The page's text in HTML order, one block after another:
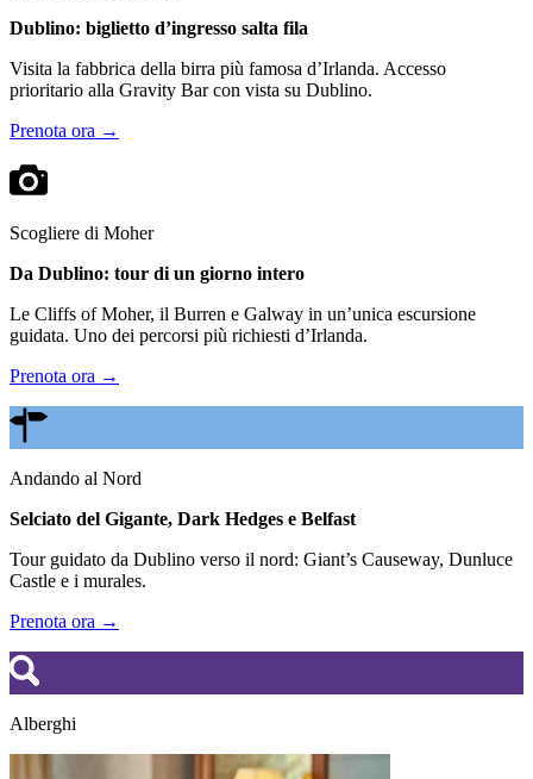
Dublino: biglietto d’ingresso salta fila
Visita la fabbrica della birra più famosa d’Irlanda. Accesso
prioritario alla Gravity Bar con vista su Dublino.
Prenota ora →
Scogliere di Moher
Da Dublino: tour di un giorno intero
Le Cliffs of Moher, il Burren e Galway in un’unica escursione
guidata. Uno dei percorsi più richiesti d’Irlanda.
Prenota ora →
Andando al Nord
Selciato del Gigante, Dark Hedges e Belfast
Tour guidato da Dublino verso il nord: Giant’s Causeway, Dunluce
Castle e i murales.
Prenota ora →
Alberghi